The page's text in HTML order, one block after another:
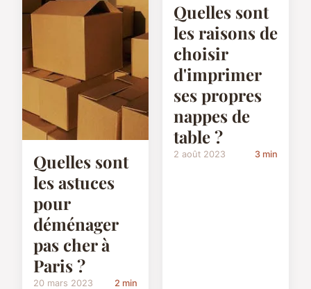
Quelles sont
les astuces
pour
déménager
pas cher à
Paris ?
20 mars 2023 2 min
Quelles sont
les raisons de
choisir
d'imprimer
ses propres
nappes de
table ?
2 août 2023 3 min